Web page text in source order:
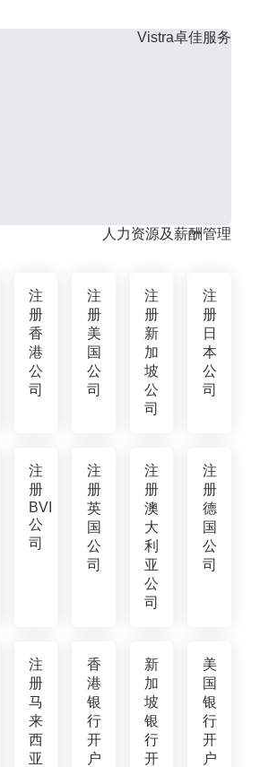
Vistra卓佳服务
人力资源及薪酬管理
注
册
香
港
公
司
注
册
美
国
公
司
注
册
新
加
坡
公
司
注
册
日
本
公
司
注
册
BVI
公
司
注
册
英
国
公
司
注
册
澳
大
利
亚
公
司
注
册
德
国
公
司
注
册
马
来
西
亚
香
港
银
行
开
户
新
加
坡
银
行
开
美
国
银
行
开
户